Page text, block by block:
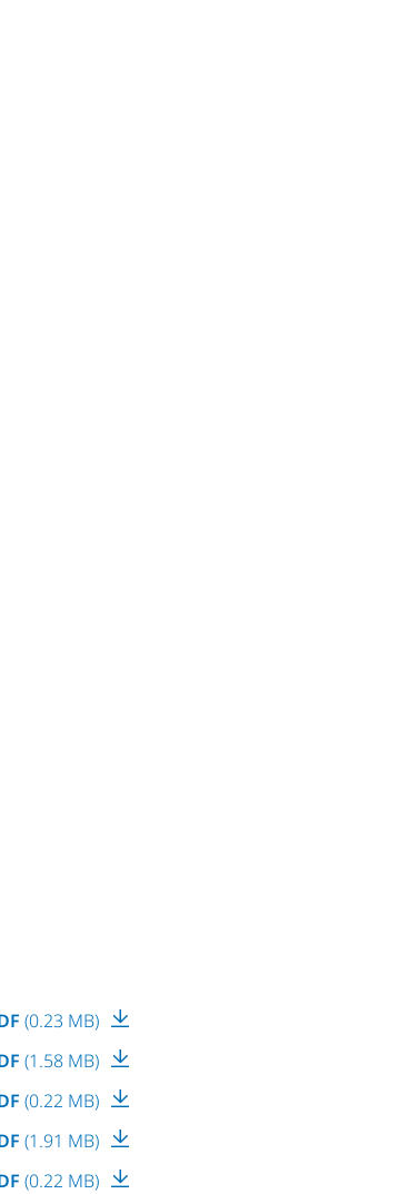
(0.23 MB)
(1.58 MB)
(0.22 MB)
(1.91 MB)
(0.22 MB)